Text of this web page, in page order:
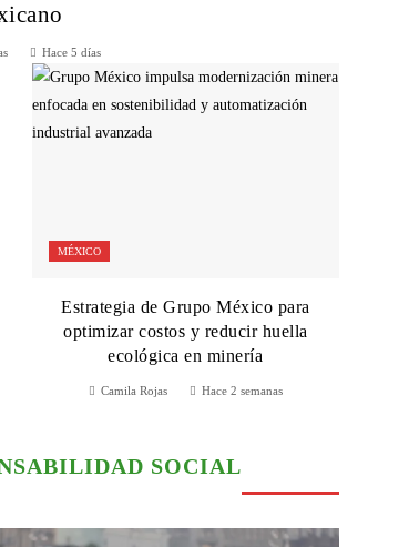
Hace 5 días
MÉXICO
Estrategia de Grupo México para
optimizar costos y reducir huella
ecológica en minería
Camila Rojas Hace 2 semanas
SOCIAL